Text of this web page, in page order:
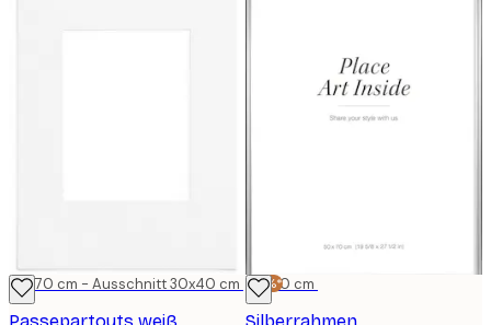
50x70 cm - Ausschnitt 30x40 cm -15%*
50x70 cm